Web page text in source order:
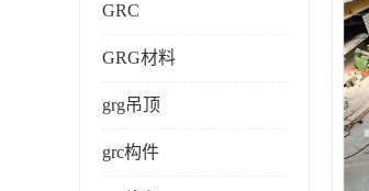
GRC
GRG材料
grg吊顶
grc构件